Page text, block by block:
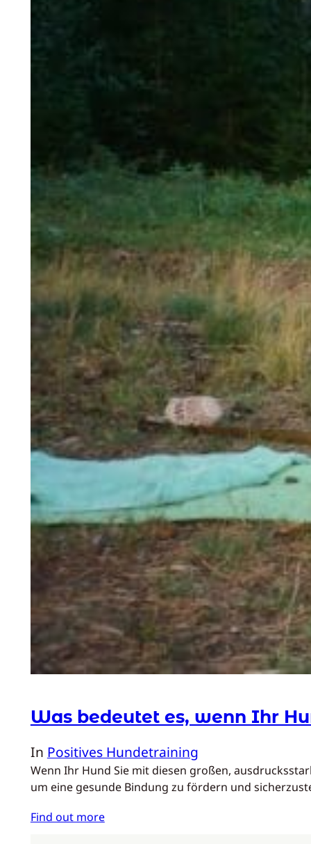
Was bedeutet es, wenn Ihr
In Positives Hundetraining
Wenn Ihr Hund Sie mit diesen großen,
um eine gesunde Bindung zu fördern und
Find out more